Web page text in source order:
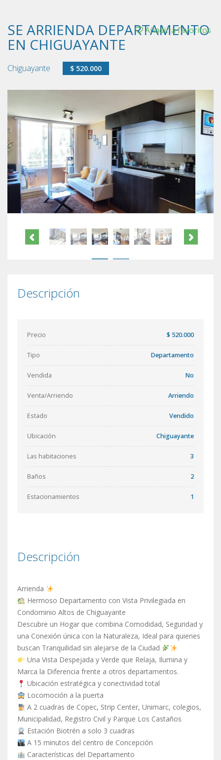
SE ARRIENDA DEPARTAMENTO
EN CHIGUAYANTE
Añadir a favoritos
Chiguayante $ 520.000
Descripción
Precio $ 520.000
Tipo Departamento
Vendida No
Venta/Arriendo Arriendo
Estado Vendido
Ubicación Chiguayante
Las habitaciones 3
Baños 2
Estacionamientos 1
Descripción
Arrienda
Hermoso Departamento con Vista Privilegiada en
Condominio Altos de Chiguayante
Descubre un Hogar que combina Comodidad, Seguridad y
una Conexión única con la Naturaleza, Ideal para quienes
buscan Tranquilidad sin alejarse de la Ciudad
Una Vista Despejada y Verde que Relaja, Ilumina y
Marca la Diferencia frente a otros departamentos.
Ubicación estratégica y conectividad total
Locomoción a la puerta
A 2 cuadras de Copec, Strip Center, Unimarc, colegios,
Municipalidad, Registro Civil y Parque Los Castaños
Estación Biotrén a solo 3 cuadras
A 15 minutos del centro de Concepción
Características del Departamento